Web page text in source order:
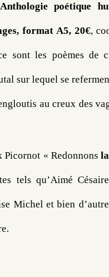
Anthologie poétique
format A5, 20€,
sont les poèmes de
sur lequel se
au creux des
« Redonnons
tels qu’Aimé
Michel et bien